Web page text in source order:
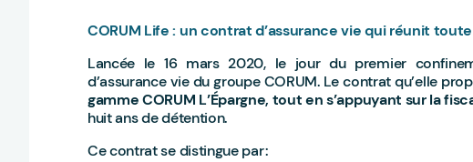
CORUM Life : un contrat d’assurance vie qui réunit
Lancée le 16 mars 2020, le jour du premier
d’assurance vie du groupe CORUM. Le contrat qu’elle
gamme CORUM L’Épargne, tout en s’appuyant sur la
huit ans de détention.
Ce contrat se distingue par :